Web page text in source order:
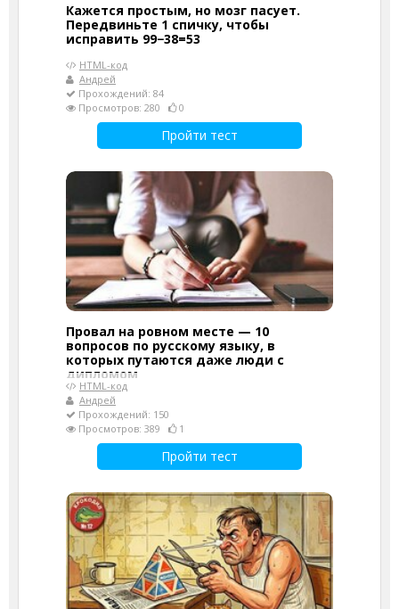
Кажется простым, но мозг пасует.
Передвиньте 1 спичку, чтобы
исправить 99−38=53
HTML-код
Андрей
Прохождений: 84
Просмотров: 280
0
Пройти тест
Провал на ровном месте — 10
вопросов по русскому языку, в
которых путаются даже люди с
дипломом
HTML-код
Андрей
Прохождений: 150
Просмотров: 389
1
Пройти тест